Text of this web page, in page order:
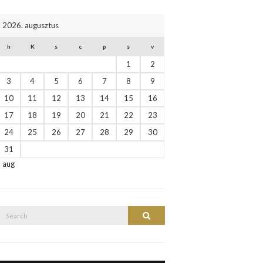
2026. augusztus
h K s c p s v
1
2
3
4 5 6 7 8
9
10
11 12 13 14 15
16
17
18 19 20 21 22
23
24
25 26 27 28 29
30
31
aug
Search